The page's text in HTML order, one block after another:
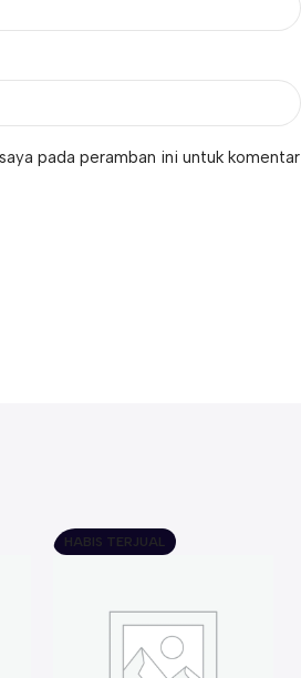
pada peramban ini untuk komentar
HABIS TERJUAL